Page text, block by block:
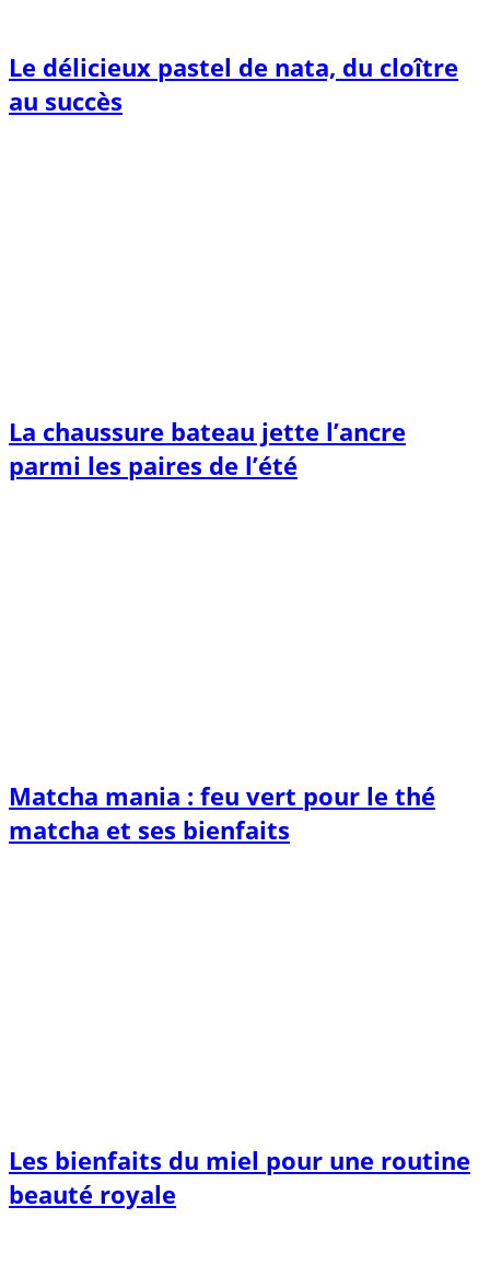
Le délicieux pastel de nata, du cloître
au succès
La chaussure bateau jette l’ancre
parmi les paires de l’été
Matcha mania : feu vert pour le thé
matcha et ses bienfaits
Les bienfaits du miel pour une routine
beauté royale